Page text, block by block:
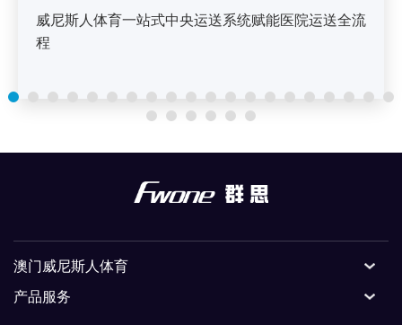
威尼斯人体育一站式中央运送系统赋能医院运送全流
程
澳门威尼斯人体育
产品服务